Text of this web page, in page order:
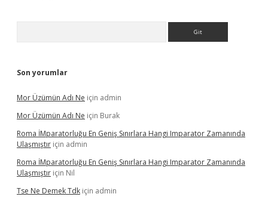
Son yorumlar
Mor Üzümün Adı Ne için admin
Mor Üzümün Adı Ne için Burak
Roma İMparatorluğu En Geniş Sınırlara Hangi Imparator Zamanında
Ulaşmıştır için admin
Roma İMparatorluğu En Geniş Sınırlara Hangi Imparator Zamanında
Ulaşmıştır için Nil
Tse Ne Demek Tdk için admin